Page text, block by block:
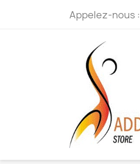
Appelez-nous :